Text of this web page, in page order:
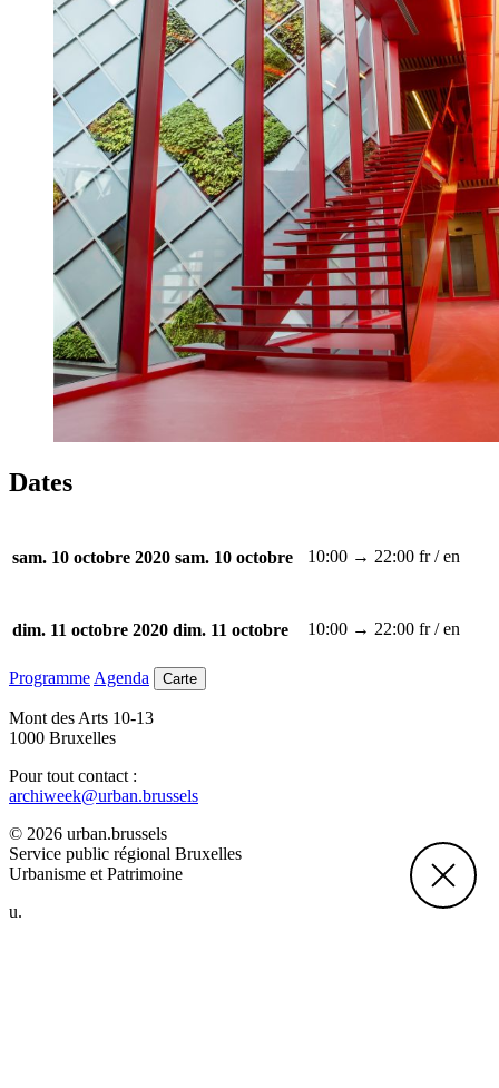
Dates
sam. 10 octobre 2020 sam. 10 octobre 10:00 → 22:00 fr / en
dim. 11 octobre 2020 dim. 11 octobre 10:00 → 22:00 fr / en
Programme Agenda Carte
Mont des Arts 10-13
1000 Bruxelles
Pour tout contact :
archiweek@urban.brussels
© 2026 urban.brussels
Service public régional Bruxelles
Urbanisme et Patrimoine
u.